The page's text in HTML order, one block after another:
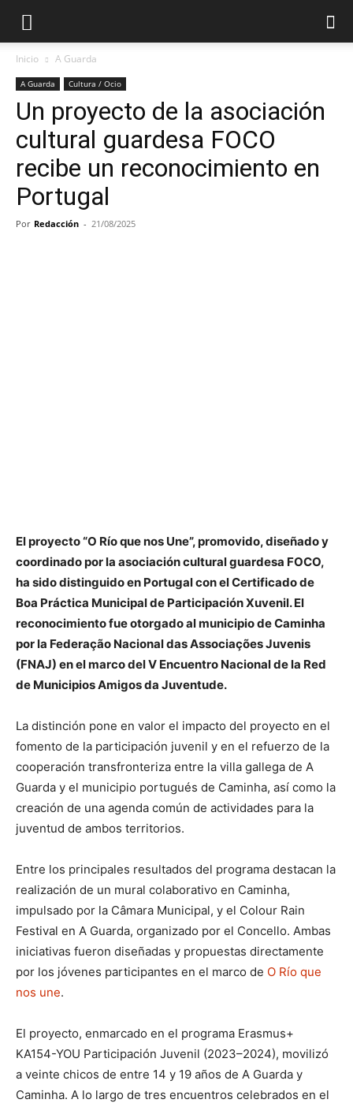
Inicio A Guarda
A Guarda Cultura / Ocio
Un proyecto de la asociación
cultural guardesa FOCO
recibe un reconocimiento en
Portugal
Por Redacción - 21/08/2025
El proyecto “O Río que nos Une”, promovido, diseñado y
coordinado por la asociación cultural guardesa FOCO,
ha sido distinguido en Portugal con el Certificado de
Boa Práctica Municipal de Participación Xuvenil. El
reconocimiento fue otorgado al municipio de Caminha
por la Federação Nacional das Associações Juvenis
(FNAJ) en el marco del V Encuentro Nacional de la Red
de Municipios Amigos da Juventude.
La distinción pone en valor el impacto del proyecto en el
fomento de la participación juvenil y en el refuerzo de la
cooperación transfronteriza entre la villa gallega de A
Guarda y el municipio portugués de Caminha, así como la
creación de una agenda común de actividades para la
juventud de ambos territorios.
Entre los principales resultados del programa destacan la
realización de un mural colaborativo en Caminha,
impulsado por la Câmara Municipal, y el Colour Rain
Festival en A Guarda, organizado por el Concello. Ambas
iniciativas fueron diseñadas y propuestas directamente
por los jóvenes participantes en el marco de O Río que
nos une.
El proyecto, enmarcado en el programa Erasmus+
KA154-YOU Participación Juvenil (2023–2024), movilizó
a veinte chicos de entre 14 y 19 años de A Guarda y
Caminha. A lo largo de tres encuentros celebrados en el